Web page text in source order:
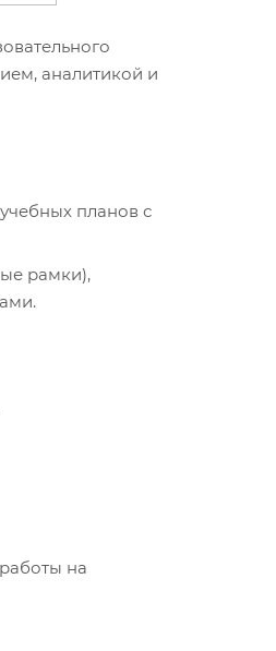
аналитикой и
планов с
рамки),
на